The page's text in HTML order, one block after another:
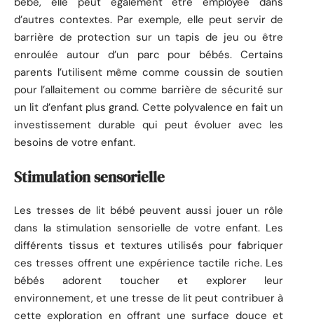
d’autres contextes. Par exemple, elle peut servir de
barrière de protection sur un tapis de jeu ou être
enroulée autour d’un parc pour bébés. Certains
parents l’utilisent même comme coussin de soutien
pour l’allaitement ou comme barrière de sécurité sur
un lit d’enfant plus grand. Cette polyvalence en fait un
investissement durable qui peut évoluer avec les
besoins de votre enfant.
Stimulation sensorielle
Les tresses de lit bébé peuvent aussi jouer un rôle
dans la stimulation sensorielle de votre enfant. Les
différents tissus et textures utilisés pour fabriquer
ces tresses offrent une expérience tactile riche. Les
bébés adorent toucher et explorer leur
environnement, et une tresse de lit peut contribuer à
cette exploration en offrant une surface douce et